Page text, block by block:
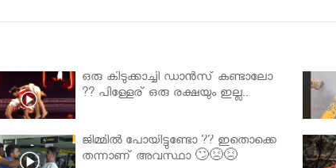
ഒരു കിടുക്കാച്ചി ഡാൻസ് കണ്ടാലോ
?? പിള്ളേര് ഒരു രക്ഷയും ഇല്ല..
ജിമ്മിൽ പോയിട്ടുണ്ടോ ?? ഇതൊക്കെ
തന്നാണ് അവസ്ഥാ 🙄😣😣